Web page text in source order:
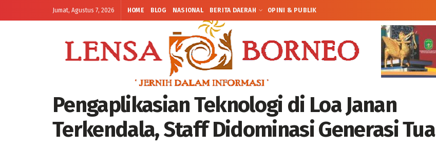
Jumat, Agustus 7, 2026 HOME BLOG NASIONAL BERITA DAERAH OPINI & PUBLIK
Pengaplikasian Teknologi di Loa Janan
Terkendala, Staff Didominasi Generasi Tua